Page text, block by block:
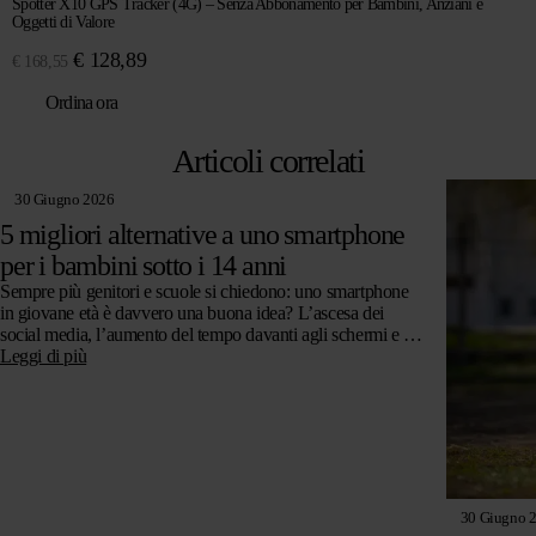
Spotter X10 GPS Tracker (4G) – Senza Abbonamento per Bambini, Anziani e
Oggetti di Valore
€ 168,55 Il
originale
€ 128,89Il
€ 128,89.
Ordina ora
Articoli correlati
30 Giugno 2026
5 migliori alternative a uno smartphone
per i bambini sotto i 14 anni
Sempre più genitori e scuole si chiedono: uno smartphone
in giovane età è davvero una buona idea? L’ascesa dei
social media, l’aumento del tempo davanti agli schermi e le
preoccupazioni…
Leggi di più
30 Giugno